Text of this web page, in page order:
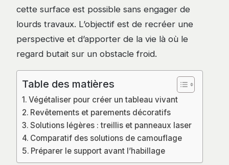
cette surface est possible sans engager de
lourds travaux. L’objectif est de recréer une
perspective et d’apporter de la vie là où le
regard butait sur un obstacle froid.
Table des matières
Végétaliser pour créer un tableau vivant
Revêtements et parements décoratifs
Solutions légères : treillis et panneaux laser
Comparatif des solutions de camouflage
Préparer le support avant l’habillage